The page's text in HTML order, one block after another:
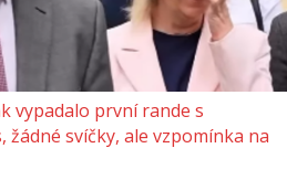
vypadalo první rande s
žádné svíčky, ale vzpomínka na